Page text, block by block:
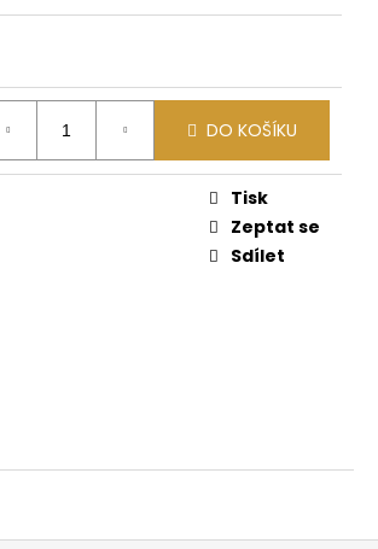
DO KOŠÍKU
Tisk
Zeptat se
Sdílet
Následující